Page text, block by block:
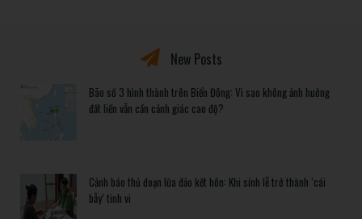
New Posts
Bão số 3 hình thành trên Biển Đông: Vì sao không ảnh hưởng
đất liền vẫn cần cảnh giác cao độ?
Cảnh báo thủ đoạn lừa đảo kết hôn: Khi sính lễ trở thành ‘cái
bẫy’ tinh vi